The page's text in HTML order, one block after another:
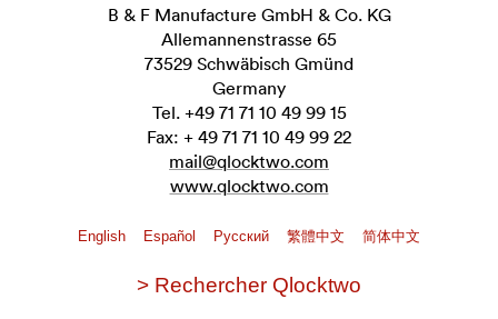
B & F Manufacture GmbH & Co. KG
Allemannenstrasse 65
73529 Schwäbisch Gmünd
Germany
Tel. +49 71 71 10 49 99 15
Fax: + 49 71 71 10 49 99 22
mail@qlocktwo.com
www.qlocktwo.com
English Español Pусский 繁體中文 简体中文
> Rechercher Qlocktwo